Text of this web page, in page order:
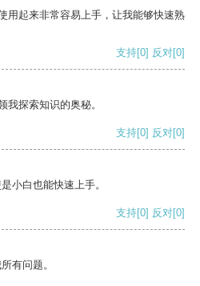
用起来非常容易上手，让我能够快速熟
支持[0] 反对[0]
我探索知识的奥秘。
支持[0] 反对[0]
小白也能快速上手。
支持[0] 反对[0]
有问题。